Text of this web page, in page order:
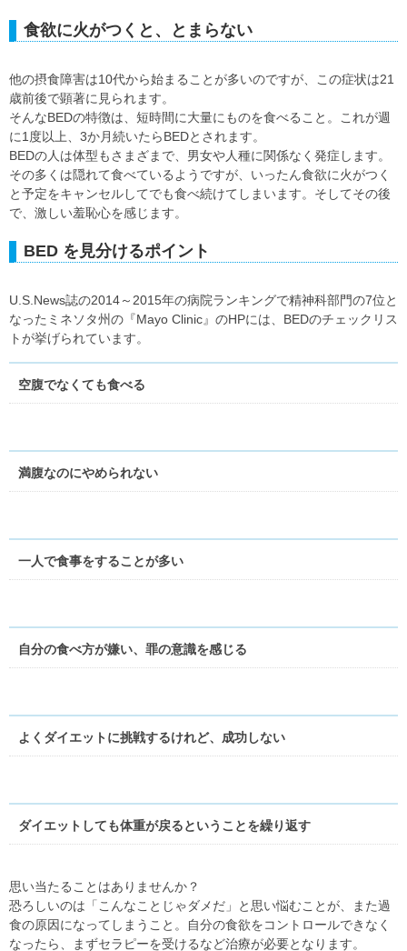
食欲に火がつくと、とまらない
他の摂食障害は10代から始まることが多いのですが、この症状は21
歳前後で顕著に見られます。
そんなBEDの特徴は、短時間に大量にものを食べること。これが週
に1度以上、3か月続いたらBEDとされます。
BEDの人は体型もさまざまで、男女や人種に関係なく発症します。
その多くは隠れて食べているようですが、いったん食欲に火がつく
と予定をキャンセルしてでも食べ続けてしまいます。そしてその後
で、激しい羞恥心を感じます。
BED を見分けるポイント
U.S.News誌の2014～2015年の病院ランキングで精神科部門の7位と
なったミネソタ州の『Mayo Clinic』のHPには、BEDのチェックリス
トが挙げられています。
空腹でなくても食べる
満腹なのにやめられない
一人で食事をすることが多い
自分の食べ方が嫌い、罪の意識を感じる
よくダイエットに挑戦するけれど、成功しない
ダイエットしても体重が戻るということを繰り返す
思い当たることはありませんか？
恐ろしいのは「こんなことじゃダメだ」と思い悩むことが、また過
食の原因になってしまうこと。自分の食欲をコントロールできなく
なったら、まずセラピーを受けるなど治療が必要となります。